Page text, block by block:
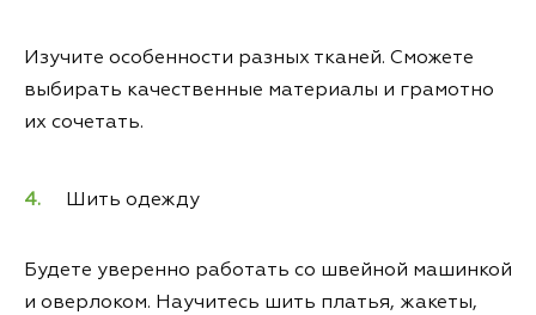
Изучите особенности разных тканей. Сможете
выбирать качественные материалы и грамотно
их сочетать.
Шить одежду
Будете уверенно работать со швейной машинкой
и оверлоком. Научитесь шить платья, жакеты,